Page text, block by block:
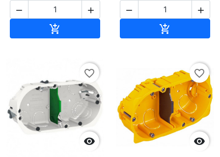
 

 


favorite_border

favorite_border